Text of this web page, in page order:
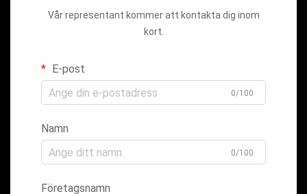
Vår representant kommer att kontakta dig inom
kort.
E-post
0/100
Namn
0/100
Företagsnamn